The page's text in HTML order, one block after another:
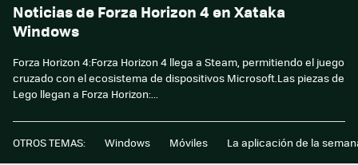
Noticias de Forza Horizon 4 en Xataka
Windows
Forza Horizon 4:Forza Horizon 4 llega a Steam, permitiendo el juego
cruzado con el ecosistema de dispositivos Microsoft.Las piezas de
Lego llegan a Forza Horizon:...
OTROS TEMAS: Windows Móviles La aplicación de la